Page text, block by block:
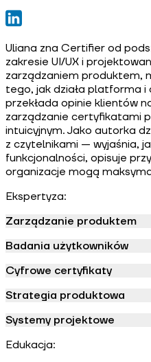
Uliana zna Certifier od
zakresie UI/UX i
zarządzaniem produktem,
tego, jak działa platforma
przekłada opinie klientów
zarządzanie certyfikatami
intuicyjnym. Jako autorka
z czytelnikami — wyjaśnia,
funkcjonalności, opisuje
organizacje mogą
Ekspertyza:
Zarządzanie produktem
Badania użytkowników
Cyfrowe certyfikaty
Strategia produktowa
Systemy projektowe
Edukacja: